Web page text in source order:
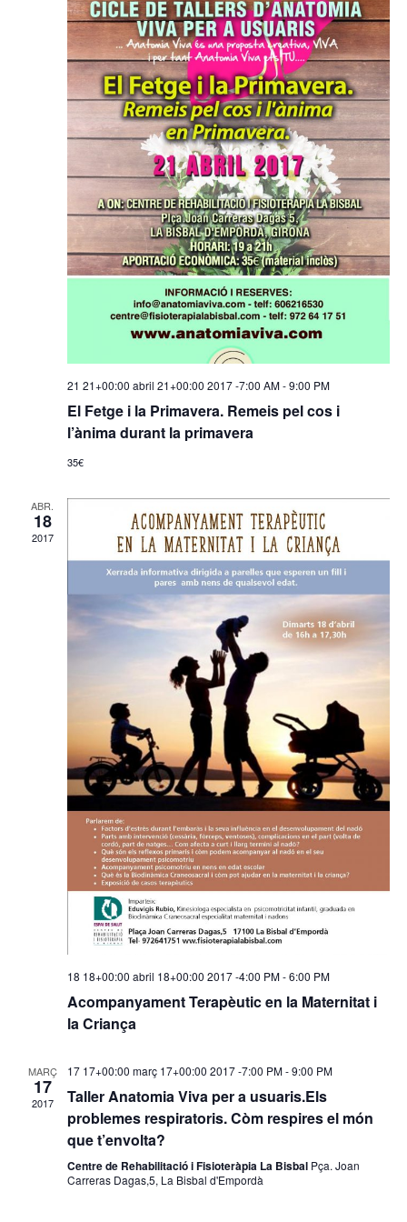
21 21+00:00 abril 21+00:00 2017 -7:00 AM-9:00 PM
El Fetge i la Primavera. Remeis pel cos i
l’ànima durant la primavera
35€
ABR.
18
2017
18 18+00:00 abril 18+00:00 2017 -4:00 PM-6:00 PM
Acompanyament Terapèutic en la Maternitat i
la Criança
MARÇ
17
2017
17 17+00:00 març 17+00:00 2017 -7:00 PM-9:00 PM
Taller Anatomia Viva per a usuaris.Els
problemes respiratoris. Còm respires el món
que t’envolta?
Centre de Rehabilitació i Fisioteràpia La Bisbal Pça. Joan
Carreras Dagas,5, La Bisbal d'Empordà
Cognom
Ciutat
Correu Electrònic*
Si us plau escriu dos dígits